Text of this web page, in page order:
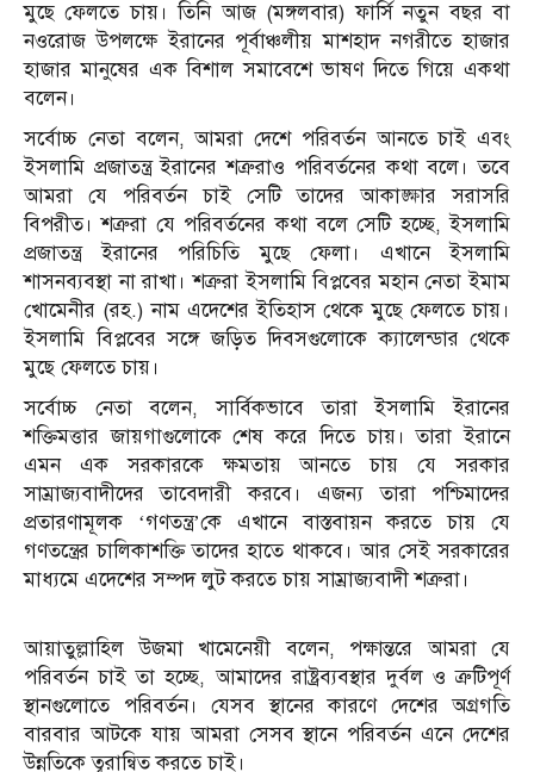
মুছে ফেলতে চায়। তিনি আজ (মঙ্গলবার) ফার্সি নতুন বছর বা
নওরোজ উপলক্ষে ইরানের পূর্বাঞ্চলীয় মাশহাদ নগরীতে হাজার
হাজার মানুষের এক বিশাল সমাবেশে ভাষণ দিতে গিয়ে একথা
বলেন।
সর্বোচ্চ নেতা বলেন, আমরা দেশে পরিবর্তন আনতে চাই এবং
ইসলামি প্রজাতন্ত্র ইরানের শত্রুরাও পরিবর্তনের কথা বলে। তবে
আমরা যে পরিবর্তন চাই সেটি তাদের আকাঙ্ক্ষার সরাসরি
বিপরীত। শত্রুরা যে পরিবর্তনের কথা বলে সেটি হচ্ছে, ইসলামি
প্রজাতন্ত্র ইরানের পরিচিতি মুছে ফেলা। এখানে ইসলামি
শাসনব্যবস্থা না রাখা। শত্রুরা ইসলামি বিপ্লবের মহান নেতা ইমাম
খোমেনীর (রহ.) নাম এদেশের ইতিহাস থেকে মুছে ফেলতে চায়।
ইসলামি বিপ্লবের সঙ্গে জড়িত দিবসগুলোকে ক্যালেন্ডার থেকে
মুছে ফেলতে চায়।
সর্বোচ্চ নেতা বলেন, সার্বিকভাবে তারা ইসলামি ইরানের
শক্তিমত্তার জায়গাগুলোকে শেষ করে দিতে চায়। তারা ইরানে
এমন এক সরকারকে ক্ষমতায় আনতে চায় যে সরকার
সাম্রাজ্যবাদীদের তাবেদারী করবে। এজন্য তারা পশ্চিমাদের
প্রতারণামূলক ‘গণতন্ত্র’কে এখানে বাস্তবায়ন করতে চায় যে
গণতন্ত্রের চালিকাশক্তি তাদের হাতে থাকবে। আর সেই সরকারের
মাধ্যমে এদেশের সম্পদ লুট করতে চায় সাম্রাজ্যবাদী শত্রুরা।
আয়াতুল্লাহিল উজমা খামেনেয়ী বলেন, পক্ষান্তরে আমরা যে
পরিবর্তন চাই তা হচ্ছে, আমাদের রাষ্ট্রব্যবস্থার দুর্বল ও ত্রুটিপূর্ণ
স্থানগুলোতে পরিবর্তন। যেসব স্থানের কারণে দেশের অগ্রগতি
বারবার আটকে যায় আমরা সেসব স্থানে পরিবর্তন এনে দেশের
উন্নতিকে ত্বরান্বিত করতে চাই।